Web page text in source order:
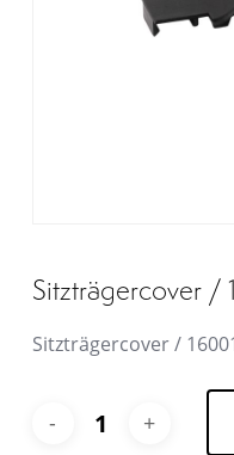
Sitzträgercover /
Sitzträgercover /